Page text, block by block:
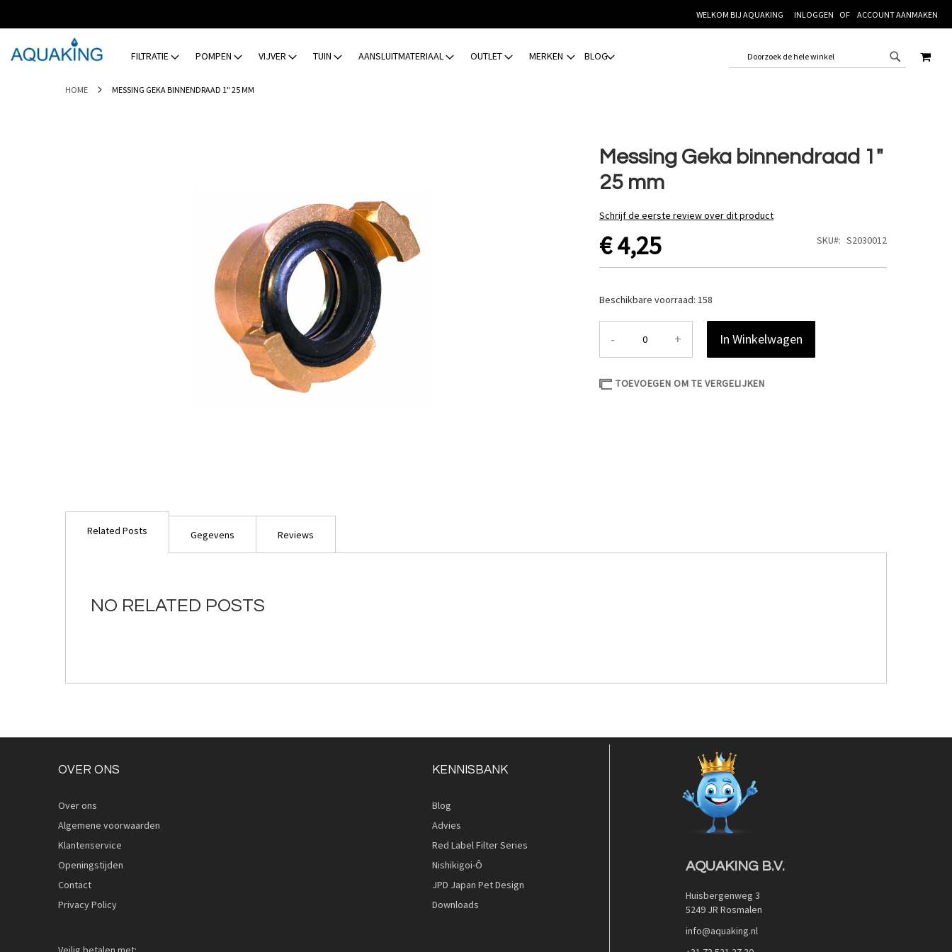
NAAR
INHOUD
WELKOM BIJ AQUAKING INLOGGEN ACCOUNT AANMAKEN
FILTRATIE POMPEN VIJVER TUIN AANSLUITMATERIAAL OUTLET MERKEN BLOG
HOME MESSING GEKA BINNENDRAAD 1" 25 MM
Messing Geka binnendraad 1"
25 mm
Schrijf de eerste review over dit product
€ 4,25 SKU S2030012
Beschikbare voorraad: 158
- + In Winkelwagen
TOEVOEGEN OM TE VERGELIJKEN
gallerij
Related Posts
NO RELATED POSTS
Gegevens Reviews
OVER ONS
Over ons
Algemene voorwaarden
Klantenservice
Openingstijden
Contact
Privacy Policy
KENNISBANK
Blog
Advies
Red Label Filter Series
Nishikigoi-Ô
JPD Japan Pet Design
Downloads
AQUAKING B.V.
Huisbergenweg 3
5249 JR Rosmalen
info@aquaking.nl